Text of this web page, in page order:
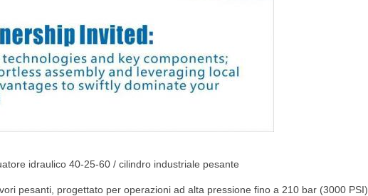
idraulico 40-25-60 / cilindro industriale pesante
pesanti, progettato per operazioni ad alta pressione fino a 210 bar (3000 PSI).